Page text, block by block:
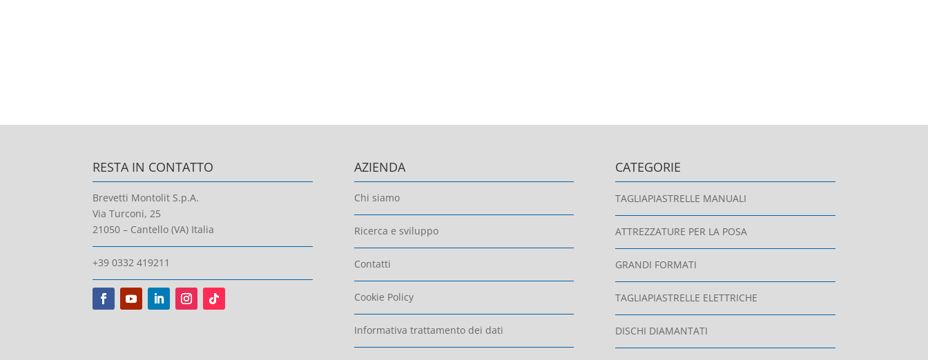
RESTA IN CONTATTO
Brevetti Montolit S.p.A.
Via Turconi, 25
21050 – Cantello (VA) Italia
+39 0332 419211
AZIENDA
Chi siamo
Ricerca e sviluppo
Contatti
Cookie Policy
Informativa trattamento dei dati
CATEGORIE
TAGLIAPIASTRELLE MANUALI
ATTREZZATURE PER LA POSA
GRANDI FORMATI
TAGLIAPIASTRELLE ELETTRICHE
DISCHI DIAMANTATI